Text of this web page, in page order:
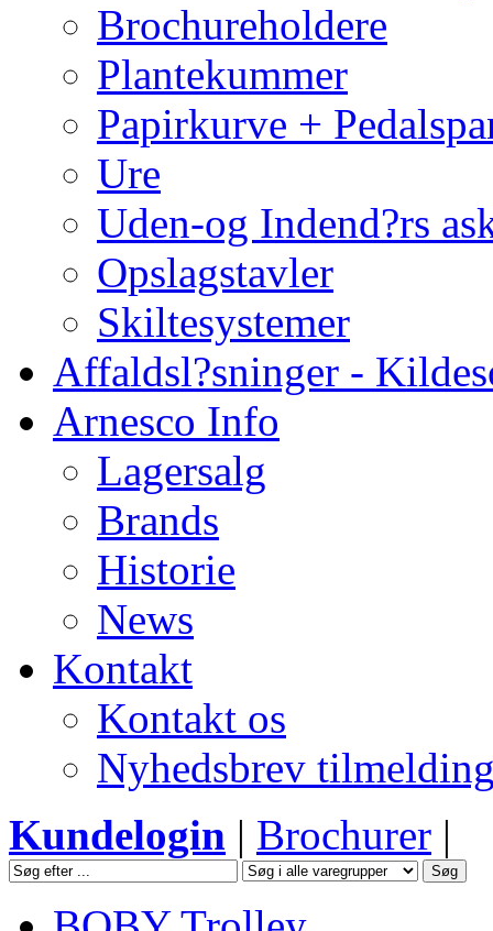
Brochureholdere
Plantekummer
Papirkurve +
Ure
Uden-og Indend?rs
Opslagstavler
Skiltesystemer
Affaldsl?sninger -
Arnesco Info
Lagersalg
Brands
Historie
News
Kontakt
Kontakt os
Nyhedsbrev
Kundelogin | Brochurer |